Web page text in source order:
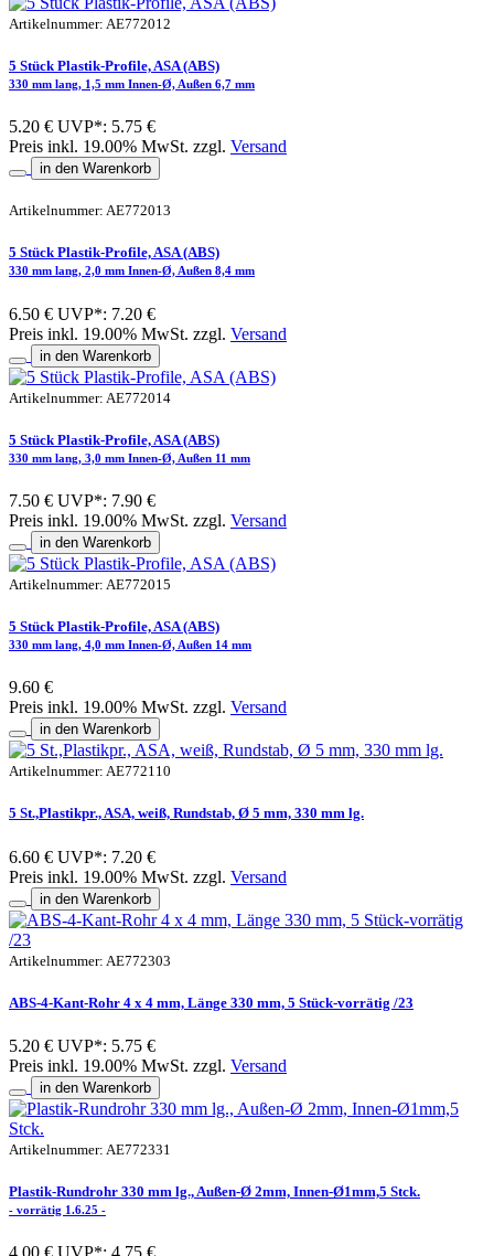
Artikelnummer: AE772012
5 Stück Plastik-Profile, ASA (ABS)
330 mm lang, 1,5 mm Innen-Ø, Außen 6,7 mm
5.20 € UVP*: 5.75 €
Preis inkl. 19.00% MwSt. zzgl. Versand
in den Warenkorb
Artikelnummer: AE772013
5 Stück Plastik-Profile, ASA (ABS)
330 mm lang, 2,0 mm Innen-Ø, Außen 8,4 mm
6.50 € UVP*: 7.20 €
Preis inkl. 19.00% MwSt. zzgl. Versand
in den Warenkorb
Artikelnummer: AE772014
5 Stück Plastik-Profile, ASA (ABS)
330 mm lang, 3,0 mm Innen-Ø, Außen 11 mm
7.50 € UVP*: 7.90 €
Preis inkl. 19.00% MwSt. zzgl. Versand
in den Warenkorb
Artikelnummer: AE772015
5 Stück Plastik-Profile, ASA (ABS)
330 mm lang, 4,0 mm Innen-Ø, Außen 14 mm
9.60 €
Preis inkl. 19.00% MwSt. zzgl. Versand
in den Warenkorb
Artikelnummer: AE772110
5 St.,Plastikpr., ASA, weiß, Rundstab, Ø 5 mm, 330 mm lg.
6.60 € UVP*: 7.20 €
Preis inkl. 19.00% MwSt. zzgl. Versand
in den Warenkorb
Artikelnummer: AE772303
ABS-4-Kant-Rohr 4 x 4 mm, Länge 330 mm, 5 Stück-vorrätig /23
5.20 € UVP*: 5.75 €
Preis inkl. 19.00% MwSt. zzgl. Versand
in den Warenkorb
Artikelnummer: AE772331
Plastik-Rundrohr 330 mm lg., Außen-Ø 2mm, Innen-Ø1mm,5 Stck.
- vorrätig 1.6.25 -